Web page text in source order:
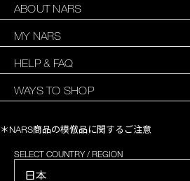
ABOUT NARS
MY NARS
HELP & FAQ
WAYS TO SHOP
＊NARS商品の模倣品に関するご注意
SELECT COUNTRY / REGION